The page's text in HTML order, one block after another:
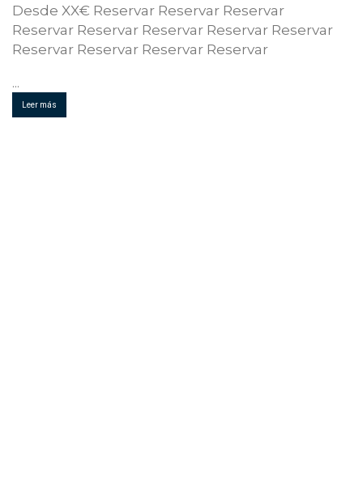
Desde XX€ Reservar Reservar Reservar
Reservar Reservar Reservar Reservar Reservar
Reservar Reservar Reservar Reservar
...
Leer más